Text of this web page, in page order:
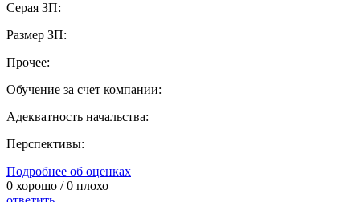
Серая ЗП:
Размер ЗП:
Прочее:
Обучение за счет компании:
Адекватность начальства:
Перспективы:
Подробнее об оценках
0 хорошо /0 плохо